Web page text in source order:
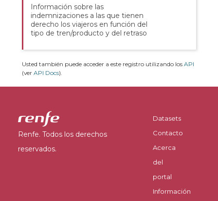
Información sobre las
indemnizaciones a las que tienen
derecho los viajeros en función del
tipo de tren/producto y del retraso
Usted también puede acceder a este registro utilizando los API
(ver API Docs).
Renfe. Todos los derechos
reservados.
Datasets
Contacto
Acerca
del
portal
Información